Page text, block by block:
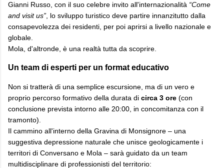
Gianni Russo, con il suo celebre invito all'internazionalità “Come
and visit us”, lo sviluppo turistico deve partire innanzitutto dalla
consapevolezza dei residenti, per poi aprirsi a livello nazionale e
globale.
Mola, d'altronde, è una realtà tutta da scoprire.
​Un team di esperti per un format educativo
​Non si tratterà di una semplice escursione, ma di un vero e
proprio percorso formativo della durata di circa 3 ore (con
conclusione prevista intorno alle 20:00, in concomitanza con il
tramonto).
Il cammino all'interno della Gravina di Monsignore – una
suggestiva depressione naturale che unisce geologicamente i
territori di Conversano e Mola – sarà guidato da un team
multidisciplinare di professionisti del territorio: